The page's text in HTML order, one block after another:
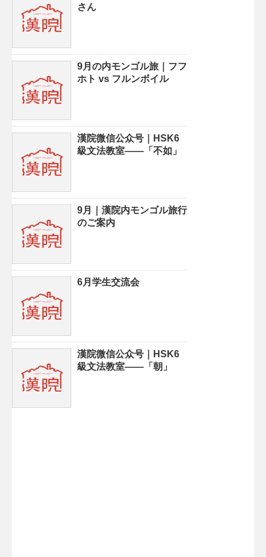
さん
9月の内モンゴル旅｜フフ
ホト vs フルンボイル
漢院微信公众号｜HSK6
級文法教室——「不如」
9月｜漢院内モンゴル旅行
のご案内
6月学生交流会
漢院微信公众号｜HSK6
級文法教室——「朝」